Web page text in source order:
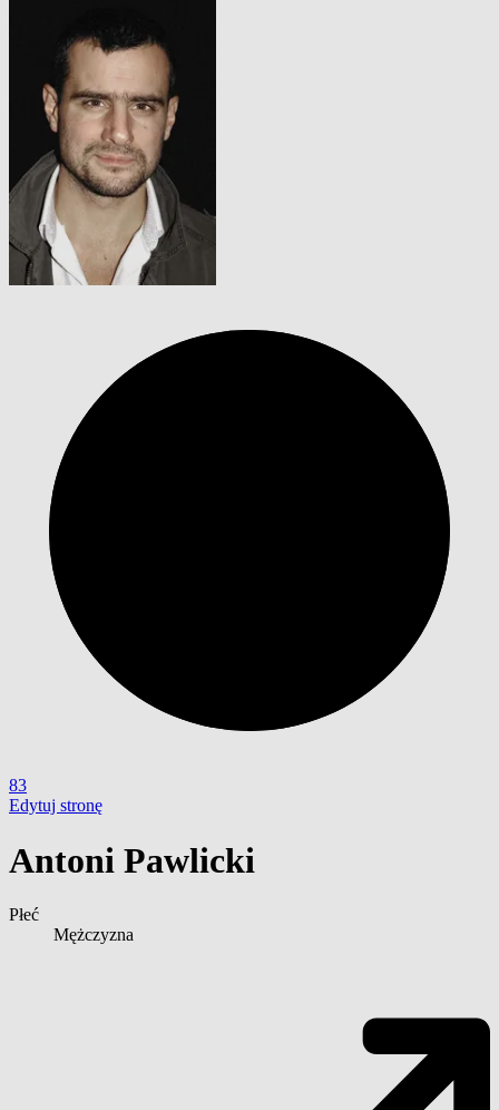
83
Edytuj stronę
Antoni Pawlicki
Płeć
Mężczyzna